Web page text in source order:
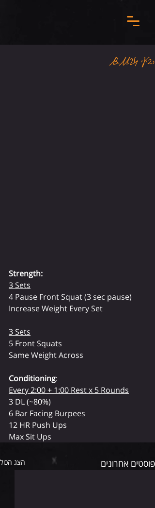
רביעי 13.11.24
Strength:
3 Sets
4 Pause Front Squat (3 sec pause)
Increase Weight Every Set
3 Sets
5 Front Squats
Same Weight Across
Conditioning:
Every 2:00 + 1:00 Rest x 5 Rounds
3 DL (~80%)
6 Bar Facing Burpees
12 HR Push Ups
Max Sit Ups
פוסטים אחרונים הצג הכול